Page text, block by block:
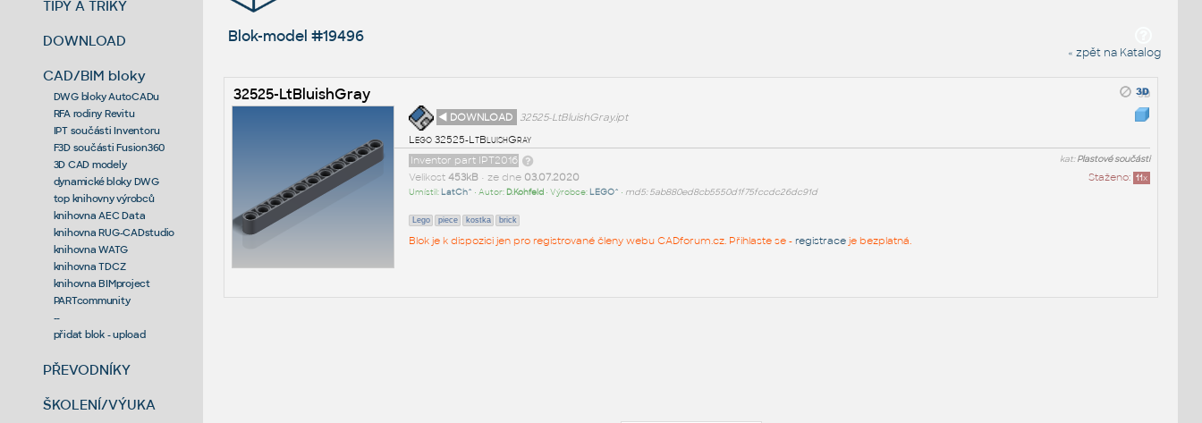
TIPY A TRIKY
DOWNLOAD
CAD/BIM bloky
DWG bloky AutoCADu
RFA rodiny Revitu
IPT součásti Inventoru
F3D součásti Fusion360
3D CAD modely
dynamické bloky DWG
top knihovny výrobců
knihovna AEC Data
knihovna RUG-CADstudio
knihovna WATG
knihovna TDCZ
knihovna BIMproject
PARTcommunity
--
přidat blok - upload
PŘEVODNÍKY
ŠKOLENÍ/VÝUKA
Blok-model #19496
« zpět na Katalog
32525-LtBluishGray
◄ DOWNLOAD
32525-LtBluishGray.ipt
Lego 32525-LtBluishGray
kat:Plastové součásti
Inventor part IPT2016
Staženo: 11x
Velikost 453kB• ze dne 03.07.2020
Umístil: LatCh^ • Autor: D.Kohfeld• Výrobce: LEGO^ • md5: 5ab880ed8cb5550d1f75fccdc26dc91d
Lego piece kostka brick
Blok je k dispozici jen pro registrované členy webu CADforum.cz. Přihlaste se - registraceje bezplatná.